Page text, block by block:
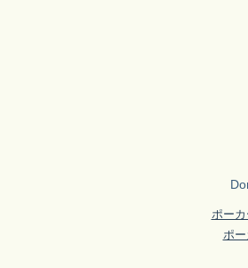
ポー
ポ